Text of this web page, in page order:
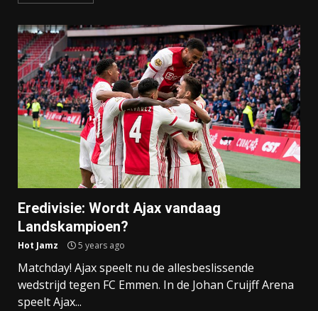
Eredivisie: Wordt Ajax vandaag
Landskampioen?
Hot Jamz 5 years ago
Matchday! Ajax speelt nu de allesbeslissende
wedstrijd tegen FC Emmen. In de Johan Cruijff Arena
speelt Ajax...